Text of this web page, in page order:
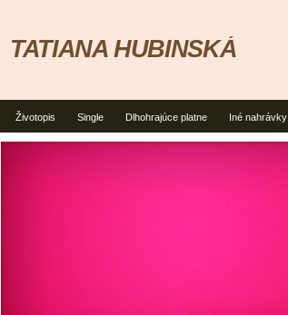
Životopis Single Dlhohrajúce platne Iné nahrávky
TATIANA HUBINSKÁ